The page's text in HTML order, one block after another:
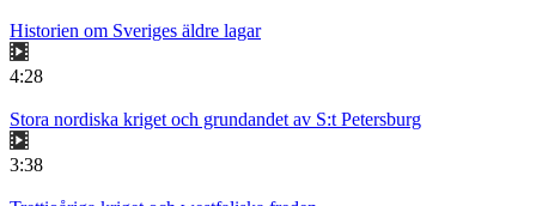
Historien om Sveriges äldre lagar
4:28
Stora nordiska kriget och grundandet av S:t Petersburg
3:38